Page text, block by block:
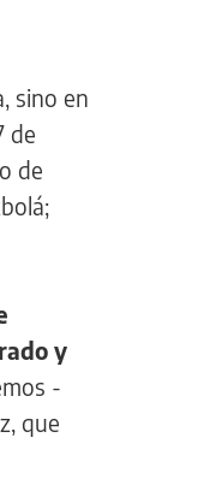
sino en
de
de
y
-
que